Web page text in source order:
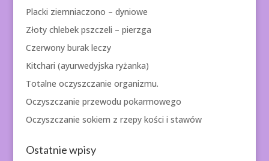
Placki ziemniaczono – dyniowe
Złoty chlebek pszczeli – pierzga
Czerwony burak leczy
Kitchari (ayurwedyjska ryżanka)
Totalne oczyszczanie organizmu.
Oczyszczanie przewodu pokarmowego
Oczyszczanie sokiem z rzepy kości i stawów
Ostatnie wpisy